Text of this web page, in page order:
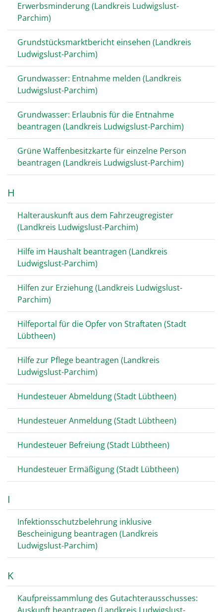
Erwerbsminderung (Landkreis Ludwigslust-
Parchim)
Grundstücksmarktbericht einsehen (Landkreis
Ludwigslust-Parchim)
Grundwasser: Entnahme melden (Landkreis
Ludwigslust-Parchim)
Grundwasser: Erlaubnis für die Entnahme
beantragen (Landkreis Ludwigslust-Parchim)
Grüne Waffenbesitzkarte für einzelne Person
beantragen (Landkreis Ludwigslust-Parchim)
H
Halterauskunft aus dem Fahrzeugregister
(Landkreis Ludwigslust-Parchim)
Hilfe im Haushalt beantragen (Landkreis
Ludwigslust-Parchim)
Hilfen zur Erziehung (Landkreis Ludwigslust-
Parchim)
Hilfeportal für die Opfer von Straftaten (Stadt
Lübtheen)
Hilfe zur Pflege beantragen (Landkreis
Ludwigslust-Parchim)
Hundesteuer Abmeldung (Stadt Lübtheen)
Hundesteuer Anmeldung (Stadt Lübtheen)
Hundesteuer Befreiung (Stadt Lübtheen)
Hundesteuer Ermäßigung (Stadt Lübtheen)
I
Infektionsschutzbelehrung inklusive
Bescheinigung beantragen (Landkreis
Ludwigslust-Parchim)
K
Kaufpreissammlung des Gutachterausschusses: